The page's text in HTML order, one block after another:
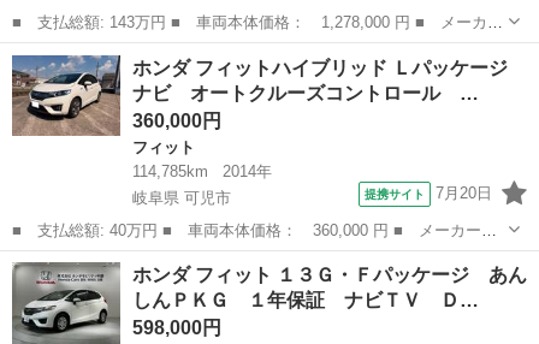
■ 支払総額: 143万円 ■ 車両本体価格： 1,278,000 円 ■ メーカー
名： ホンダ ■ 車種名： フィット ■ グレード名： ホーム １
年間走行距離無制限保証付き ワンオーナー車 禁煙車 前後ドラレ
コ コネク...
静岡 富士市 フィット
ホンダ フィットハイブリッド Ｌパッケージ
ナビ オートクルーズコントロール …
360,000円
フィット
114,785km
2014年
岐阜県 可児市
提携サイト 7月20日
■ 支払総額: 40万円 ■ 車両本体価格： 360,000 円 ■ メーカー
名： ホンダ ■ 車種名： フィットハイブリッド ■ グレード
名： Ｌパッケージ ナビ オートクルーズコントロール ＬＥＤヘ
ッドランプ スマート...
岐阜 可児市 フィット
ホンダ フィット １３Ｇ・Ｆパッケージ あん
しんＰＫＧ １年保証 ナビＴＶ Ｄ…
598,000円